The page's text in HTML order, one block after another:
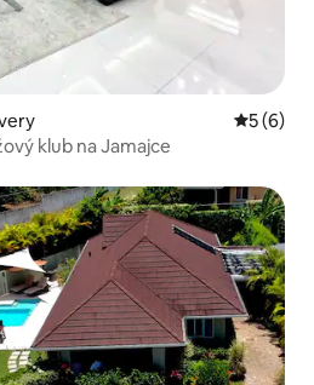
5 (6)
klub na Jamajce